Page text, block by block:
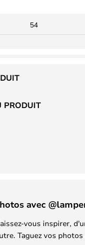
54
PRODUIT
avec
vous inspirer,
Taguez vos photos